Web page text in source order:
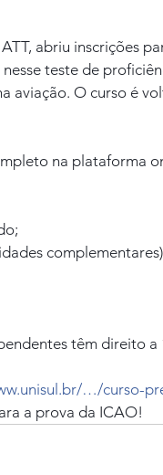
abriu inscrições
teste de
aviação. O curso é
na plataforma
têm direito
…/curso-
a prova da ICAO!